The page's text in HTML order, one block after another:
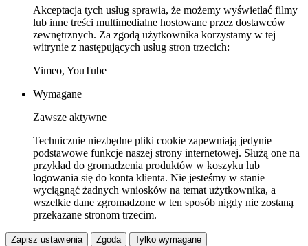
Akceptacja tych usług sprawia, że możemy wyświetlać filmy
lub inne treści multimedialne hostowane przez dostawców
zewnętrznych. Za zgodą użytkownika korzystamy w tej
witrynie z następujących usług stron trzecich:
Vimeo, YouTube
Wymagane
Zawsze aktywne
Technicznie niezbędne pliki cookie zapewniają jedynie
podstawowe funkcje naszej strony internetowej. Służą one na
przykład do gromadzenia produktów w koszyku lub
logowania się do konta klienta. Nie jesteśmy w stanie
wyciągnąć żadnych wniosków na temat użytkownika, a
wszelkie dane zgromadzone w ten sposób nigdy nie zostaną
przekazane stronom trzecim.
Zapisz ustawienia Zgoda Tylko wymagane